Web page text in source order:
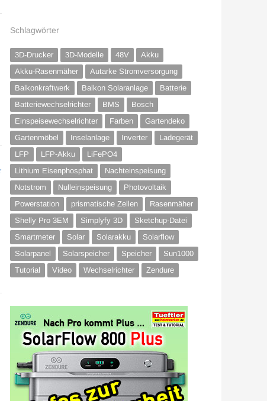
Schlagwörter
3D-Drucker 3D-Modelle 48V
Akku
Akku-Rasenmäher
Autarke Stromversorgung
Balkonkraftwerk
Balkon Solaranlage
Batterie
Batteriewechselrichter
BMS
Bosch
Einspeisewechselrichter
Farben
Gartendeko
Gartenmöbel
Inselanlage Inverter
Ladegerät
LFP
LFP-Akku
LiFePO4
Lithium Eisenphosphat
Nachteinspeisung
Notstrom
Nulleinspeisung
Photovoltaik
Powerstation
prismatische Zellen
Rasenmäher
Shelly Pro 3EM
Simplyfy 3D
Sketchup-Datei
Smartmeter
Solar Solarakku
Solarflow
Solarpanel
Solarspeicher Speicher
Sun1000
Tutorial
Video Wechselrichter Zendure